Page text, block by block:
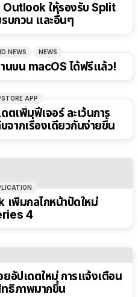
ให้รองรับ Split
บกวน และอื่นๆ
NEWS NEWS
บน macOS ได้ฟรีแล้ว!
APP
เพิ่มฟีเจอร์ ละเว้นการ
ากเรื่องเดียวกันง่ายขึ้น
พิ่มกลไกหน้าปัดใหม่
4
ปเดตใหม่ การแจ้งเตือน
ธิภาพมากขึ้น